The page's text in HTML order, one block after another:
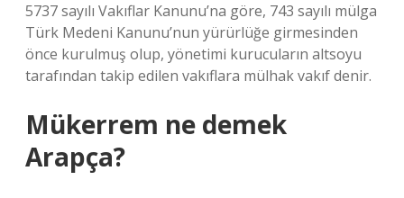
5737 sayılı Vakıflar Kanunu’na göre, 743 sayılı mülga
Türk Medeni Kanunu’nun yürürlüğe girmesinden
önce kurulmuş olup, yönetimi kurucuların altsoyu
tarafından takip edilen vakıflara mülhak vakıf denir.
Mükerrem ne demek
Arapça?